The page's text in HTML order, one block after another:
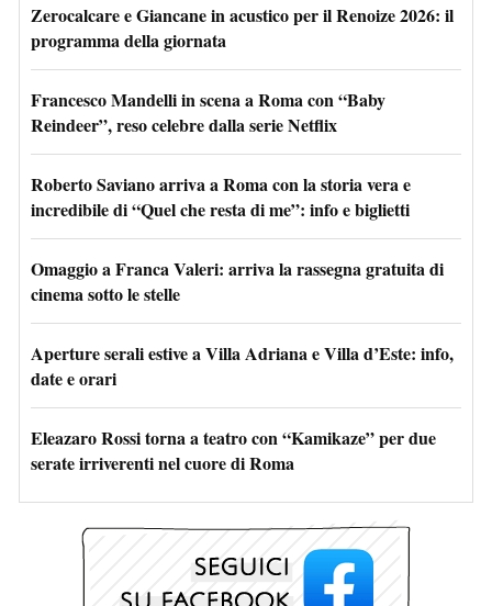
Zerocalcare e Giancane in acustico per il Renoize 2026: il
programma della giornata
Francesco Mandelli in scena a Roma con “Baby
Reindeer”, reso celebre dalla serie Netflix
Roberto Saviano arriva a Roma con la storia vera e
incredibile di “Quel che resta di me”: info e biglietti
Omaggio a Franca Valeri: arriva la rassegna gratuita di
cinema sotto le stelle
Aperture serali estive a Villa Adriana e Villa d’Este: info,
date e orari
Eleazaro Rossi torna a teatro con “Kamikaze” per due
serate irriverenti nel cuore di Roma